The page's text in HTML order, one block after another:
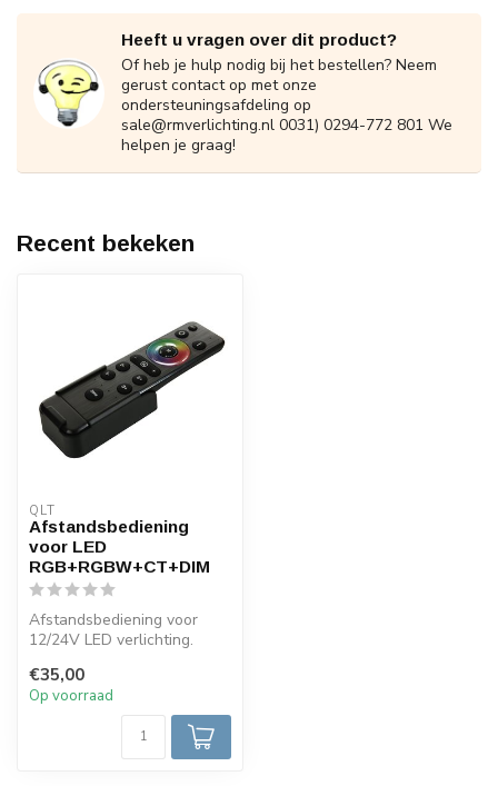
Heeft u vragen over dit product?
Of heb je hulp nodig bij het bestellen? Neem
gerust contact op met onze
ondersteuningsafdeling op
sale@rmverlichting.nl 0031) 0294-772 801 We
helpen je graag!
Recent bekeken
QLT
Afstandsbediening
voor LED
RGB+RGBW+CT+DIM
Afstandsbediening voor
12/24V LED verlichting.
pdl-u recei...
€35,00
Op voorraad